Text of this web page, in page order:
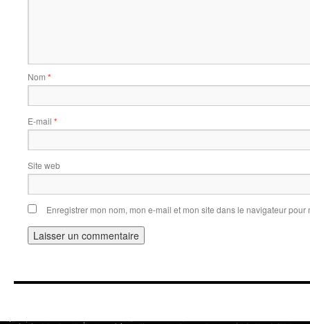
Nom *
E-mail *
Site web
Enregistrer mon nom, mon e-mail et mon site dans le navigateur